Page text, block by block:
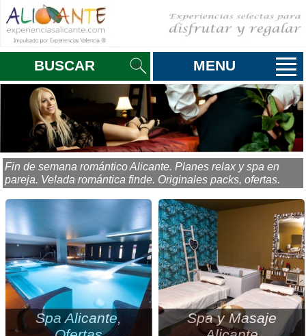
BUSCAR MENU
Fin de semana romántico Alicante. Planes relax y spa en
pareja. Velada romántica finde. Originales packs, ofertas.
Spa Alicante,
Spa y Masaje